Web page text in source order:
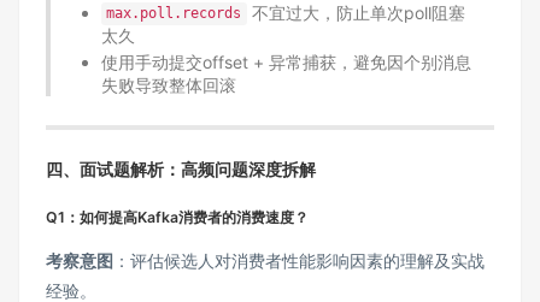
max.poll.records
不宜过大，防止单次poll阻塞
太久
使用手动提交offset + 异常捕获，避免因个别消息
失败导致整体回滚
四、面试题解析：高频问题深度拆解
Q1：如何提高Kafka消费者的消费速度？
考察意图 ：评估候选人对消费者性能影响因素的理解及实战
经验。